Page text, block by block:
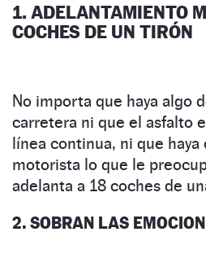
1. ADELANTAMIENTO
COCHES DE UN TIRÓN
No importa que haya algo
carretera ni que el asfalto
línea continua, ni que haya
motorista lo que le
adelanta a 18 coches de
2. SOBRAN LAS